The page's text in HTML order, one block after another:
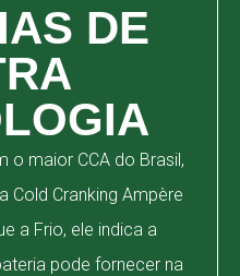
DE
o maior CCA do Brasil,
Cold Cranking Ampère
a Frio, ele indica a
pode fornecer na